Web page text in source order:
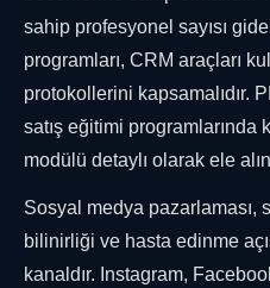
sahip profesyonel sayısı
programları, CRM araçları
protokollerini kapsamalıdır.
satış eğitimi programlarında
modülü detaylı olarak ele
Sosyal medya pazarlaması,
bilinirliği ve hasta edinme
kanaldır. Instagram,